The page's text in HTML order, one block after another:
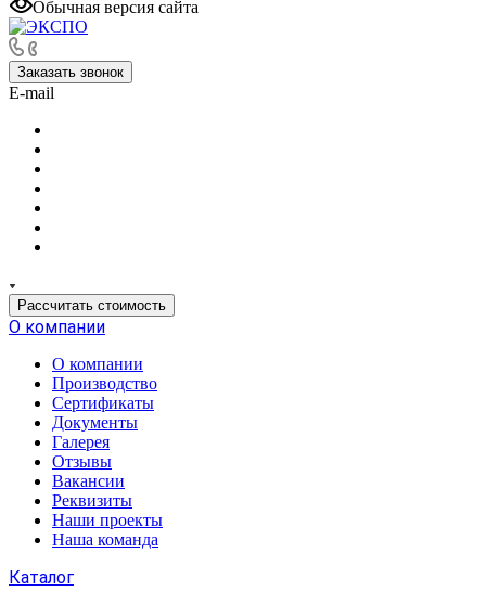
Обычная версия сайта
Заказать звонок
E-mail
Рассчитать стоимость
О компании
О компании
Производство
Сертификаты
Документы
Галерея
Отзывы
Вакансии
Реквизиты
Наши проекты
Наша команда
Каталог